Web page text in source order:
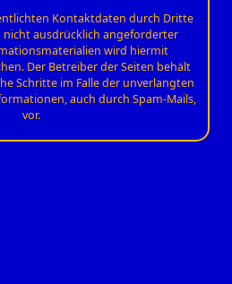
Kontaktdaten durch Dritte
ausdrücklich angeforderter
wird hiermit
Der Betreiber der Seiten behält
Schritte im Falle der unverlangten
auch durch Spam-Mails,
vor.